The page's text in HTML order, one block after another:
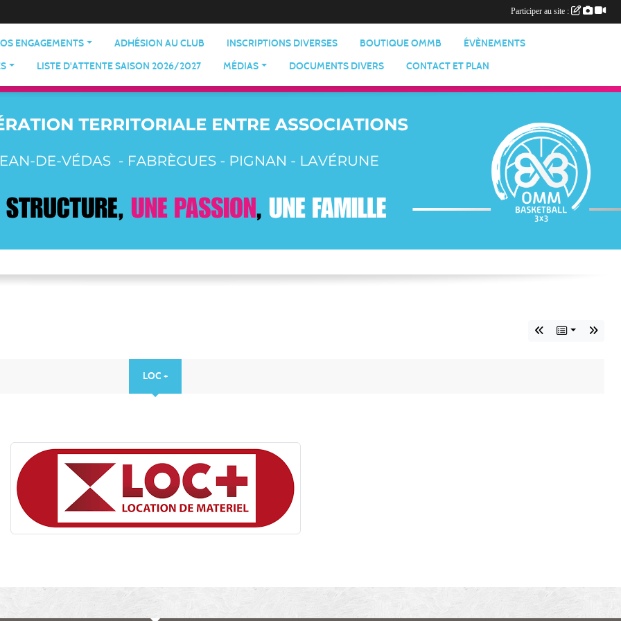
ENGAGEMENTS ADHÉSION AU CLUB INSCRIPTIONS DIVERSES BOUTIQUE OMMB
ÉVÈNEMENTS
LISTE D'ATTENTE SAISON 2026/2027 MÉDIAS DOCUMENTS DIVERS CONTACT ET PLAN
LOC +
Participer au site :